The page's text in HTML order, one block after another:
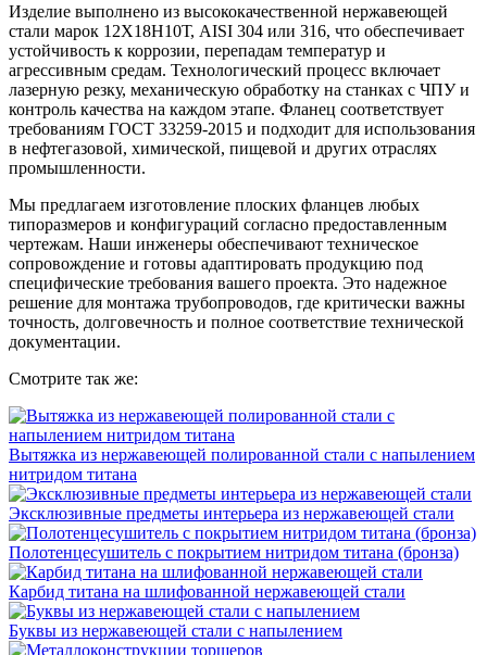
Изделие выполнено из высококачественной нержавеющей
стали марок 12Х18Н10Т, AISI 304 или 316, что обеспечивает
устойчивость к коррозии, перепадам температур и
агрессивным средам. Технологический процесс включает
лазерную резку, механическую обработку на станках с ЧПУ и
контроль качества на каждом этапе. Фланец соответствует
требованиям ГОСТ 33259-2015 и подходит для использования
в нефтегазовой, химической, пищевой и других отраслях
промышленности.
Мы предлагаем изготовление плоских фланцев любых
типоразмеров и конфигураций согласно предоставленным
чертежам. Наши инженеры обеспечивают техническое
сопровождение и готовы адаптировать продукцию под
специфические требования вашего проекта. Это надежное
решение для монтажа трубопроводов, где критически важны
точность, долговечность и полное соответствие технической
документации.
Смотрите так же:
Вытяжка из нержавеющей полированной стали с напылением
нитридом титана
Эксклюзивные предметы интерьера из нержавеющей стали
Полотенцесушитель с покрытием нитридом титана (бронза)
Карбид титана на шлифованной нержавеющей стали
Буквы из нержавеющей стали с напылением